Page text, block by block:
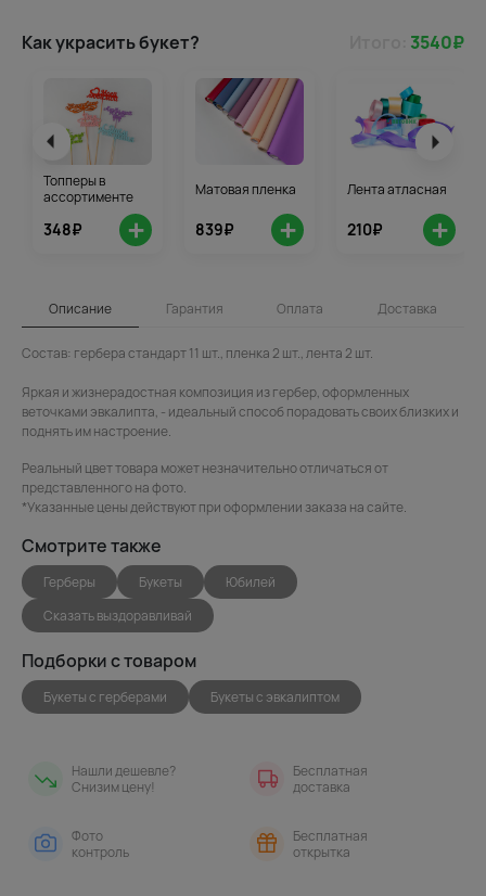
Как украсить букет? 3540₽
Топперы в
ассортименте
348₽ +
Матовая пленка
839₽ +
Лента атласная
210₽ +
Описание Гарантия Оплата Доставка
Состав: гербера стандарт 11 шт., пленка 2 шт., лента 2 шт.
Яркая и жизнерадостная композиция из гербер, оформленных
веточками эвкалипта, - идеальный способ порадовать своих близких и
поднять им настроение.
Реальный цвет товара может незначительно отличаться от
представленного на фото.
*Указанные цены действуют при оформлении заказа на сайте.
Смотрите также
Герберы Букеты
Юбилей
Сказать выздоравливай
Подборки с товаром
Букеты с герберами Букеты с эвкалиптом
Нашли дешевле?
Снизим цену!
Бесплатная
доставка
Фото
контроль
Бесплатная
открытка